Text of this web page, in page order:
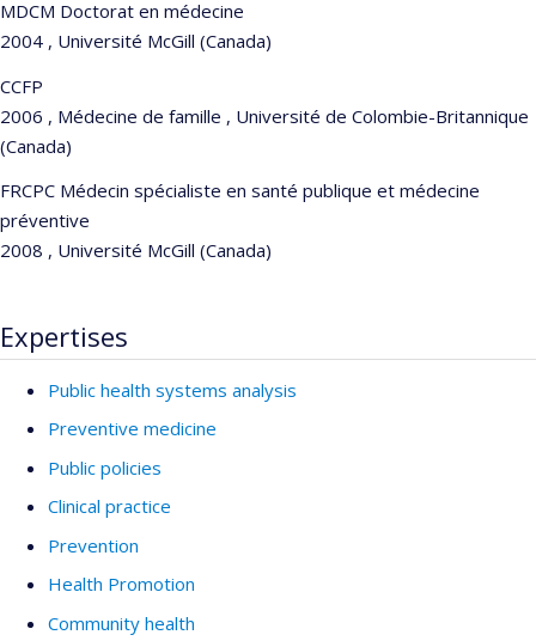
MDCM Doctorat en médecine
2004 , Université McGill (Canada)
CCFP
2006 , Médecine de famille , Université de Colombie-Britannique
(Canada)
FRCPC Médecin spécialiste en santé publique et médecine
préventive
2008 , Université McGill (Canada)
Expertises
Public health systems analysis
Preventive medicine
Public policies
Clinical practice
Prevention
Health Promotion
Community health